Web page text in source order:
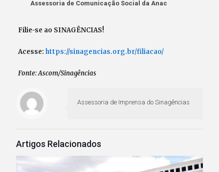
Assessoria de Comunicação Social da Anac
Filie-se ao SINAGÊNCIAS!
Acesse: https://sinagencias.org.br/filiacao/
Fonte: Ascom/Sinagências
Assessoria de Imprensa do Sinagências
Artigos Relacionados